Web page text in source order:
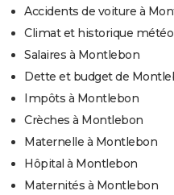
Accidents de voiture à
Climat et historique
Salaires à Montlebon
Dette et budget de
Impôts à Montlebon
Crèches à Montlebon
Maternelle à Montlebon
Hôpital à Montlebon
Maternités à Montlebon